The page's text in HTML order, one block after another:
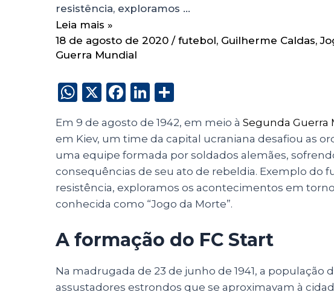
resistência, exploramos …
Leia mais »
18 de agosto de 2020 / futebol, Guilherme Caldas,
Guerra Mundial
W
a
ts
A
p
p
X
F
c
e
b
o
o
Li
k
e
dI
n
a
re
Em 9 de agosto de 1942, em meio à Segunda Guerra
em Kiev, um time da capital ucraniana desafiou as
uma equipe formada por soldados alemães,
consequências de seu ato de rebeldia. Exemplo do
resistência, exploramos os acontecimentos em
conhecida como “Jogo da Morte”.
A formação do FC Start
Na madrugada de 23 de junho de 1941, a população
assustadores estrondos que se aproximavam à